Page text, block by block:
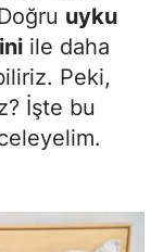
uyku
ile daha
Peki,
İşte bu